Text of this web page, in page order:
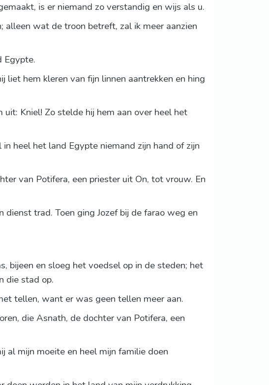
is er niemand zo verstandig en wijs als u.
alleen wat de troon betreft, zal ik meer aanzien
Egypte.
liet hem kleren van fijn linnen aantrekken en hing
Kniel! Zo stelde hij hem aan over heel het
heel het land Egypte niemand zijn hand of zijn
van Potifera, een priester uit On, tot vrouw. En
dienst trad. Toen ging Jozef bij de farao weg en
bijeen en sloeg het voedsel op in de steden; het
die stad op.
tellen, want er was geen tellen meer aan.
die Asnath, de dochter van Potifera, een
al mijn moeite en heel mijn familie doen